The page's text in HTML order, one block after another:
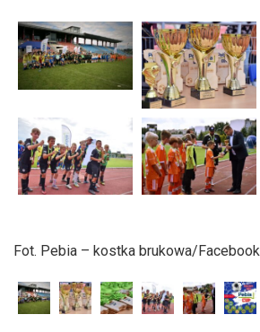
Fot. Pebia – kostka brukowa/Facebook